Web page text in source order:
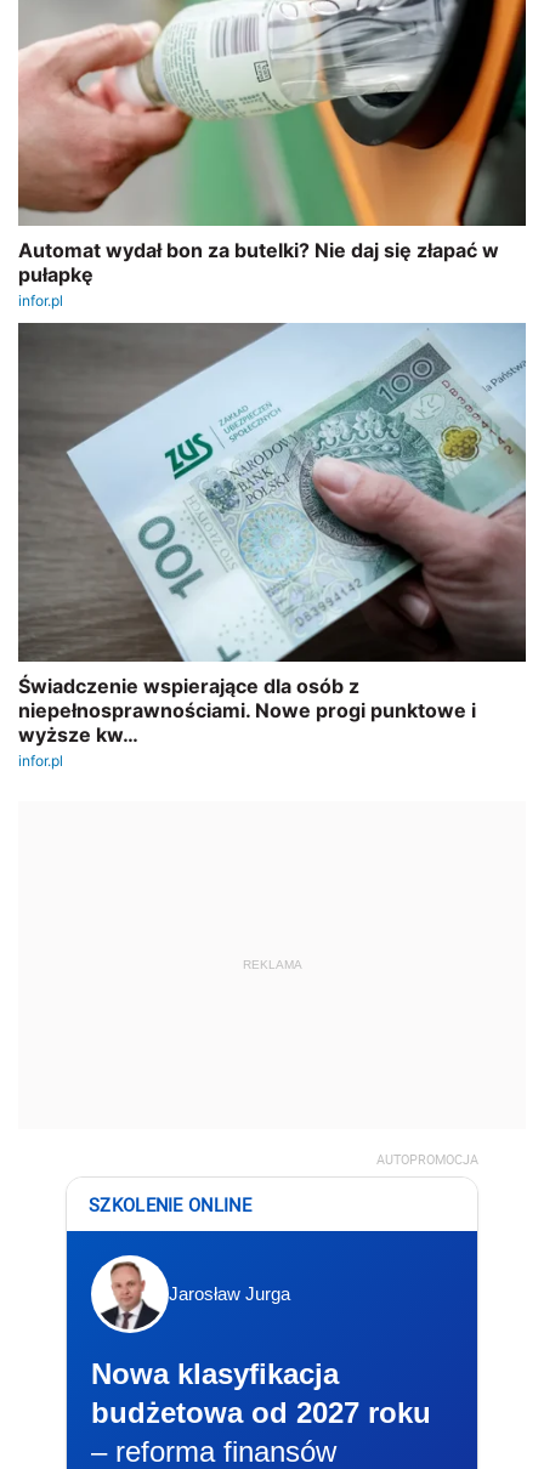
REKLAMA
AUTOPROMOCJA
SZKOLENIE ONLINE
Jarosław Jurga
Nowa klasyfikacja
budżetowa od 2027 roku
– reforma finansów